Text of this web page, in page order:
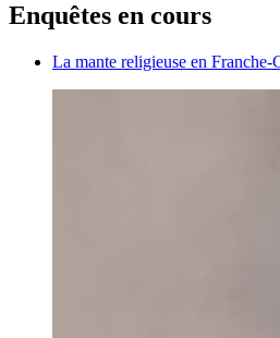
Enquêtes en cours
La mante religieuse en Franche-